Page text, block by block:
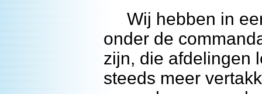
Wij hebben in
onder de
zijn, die afdelingen
steeds meer